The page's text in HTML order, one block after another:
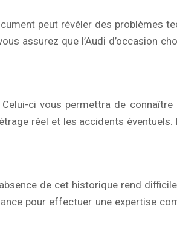
peut révéler des problèmes
assurez que l’Audi d’occasion
ci vous permettra de connaître
réel et les accidents éventuels.
de cet historique rend
pour effectuer une expertise